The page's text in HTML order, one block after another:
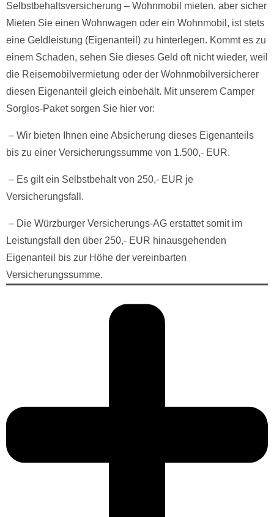
Selbstbehaltsversicherung – Wohnmobil mieten, aber sicher
Mieten Sie einen Wohnwagen oder ein Wohnmobil, ist stets
eine Geldleistung (Eigenanteil) zu hinterlegen. Kommt es zu
einem Schaden, sehen Sie dieses Geld oft nicht wieder, weil
die Reisemobilvermietung oder der Wohnmobilversicherer
diesen Eigenanteil gleich einbehält. Mit unserem Camper
Sorglos-Paket sorgen Sie hier vor:
– Wir bieten Ihnen eine Absicherung dieses Eigenanteils
bis zu einer Versicherungssumme von 1.500,- EUR.
– Es gilt ein Selbstbehalt von 250,- EUR je
Versicherungsfall.
– Die Würzburger Versicherungs-AG erstattet somit im
Leistungsfall den über 250,- EUR hinausgehenden
Eigenanteil bis zur Höhe der vereinbarten
Versicherungssumme.